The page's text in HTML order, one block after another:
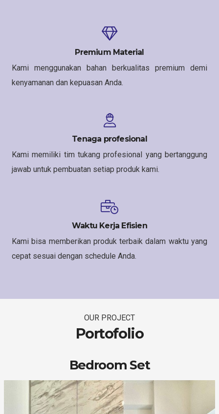
Premium Material
Kami menggunakan bahan berkualitas premium demi
kenyamanan dan kepuasan Anda.
Tenaga profesional
Kami memiliki tim tukang profesional yang bertanggung
jawab untuk pembuatan setiap produk kami.
Waktu Kerja Efisien
Kami bisa memberikan produk terbaik dalam waktu yang
cepat sesuai dengan schedule Anda.
OUR PROJECT
Portofolio
Bedroom Set